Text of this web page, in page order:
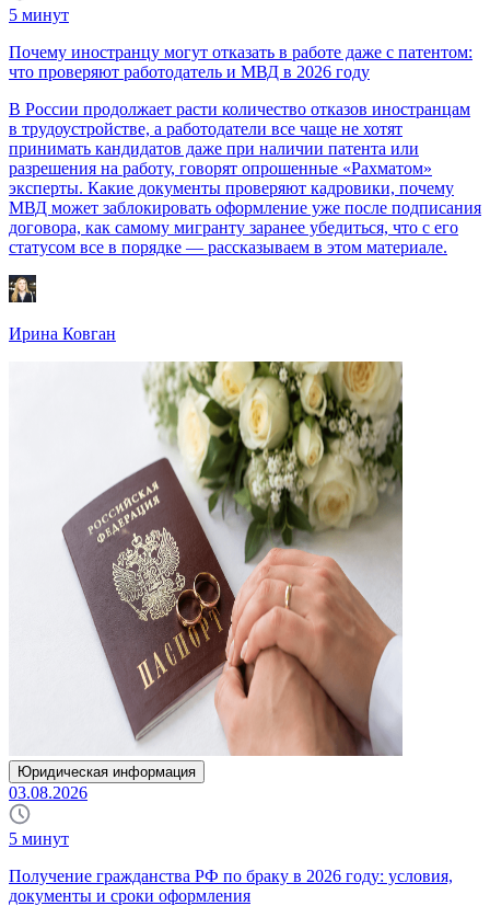
5 минут
Почему иностранцу могут отказать в работе даже с патентом:
что проверяют работодатель и МВД в 2026 году
В России продолжает расти количество отказов иностранцам
в трудоустройстве, а работодатели все чаще не хотят
принимать кандидатов даже при наличии патента или
разрешения на работу, говорят опрошенные «Рахматом»
эксперты. Какие документы проверяют кадровики, почему
МВД может заблокировать оформление уже после подписания
договора, как самому мигранту заранее убедиться, что с его
статусом все в порядке — рассказываем в этом материале.
Ирина Ковган
Юридическая информация
03.08.2026
5 минут
Получение гражданства РФ по браку в 2026 году: условия,
документы и сроки оформления